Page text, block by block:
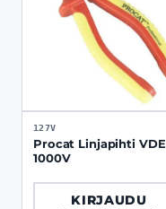
127V
Procat Linjapihti VDE
1000V
KIRJAUDU